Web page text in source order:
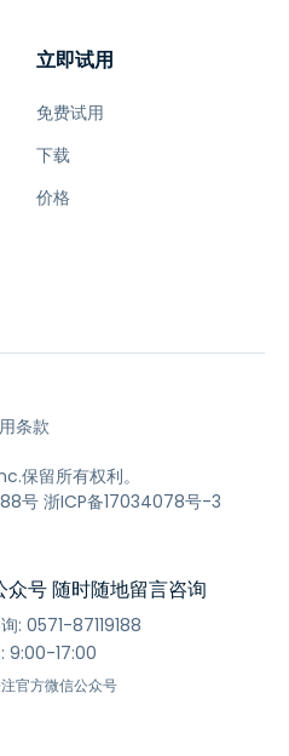
立即试用
免费试用
下载
价格
条款
保留所有权利。
号 浙ICP备17034078号-3
众号 随时随地留言咨询
: 0571-87119188
9:00-17:00
官方微信公众号